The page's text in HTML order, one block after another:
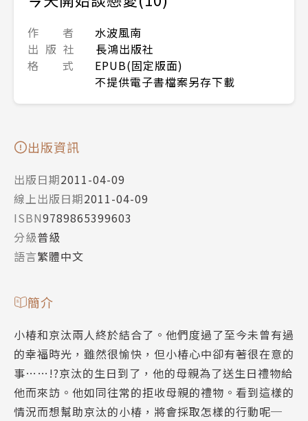
作 者
水波風南
出 版 社
長鴻出版社
格 式
EPUB(固定版面)
不提供電子書檔案另存下載
出版資訊
出版日期2011-04-09
線上出版日期2011-04-09
ISBN9789865399603
分級普級
語言繁體中文
簡介
小椿和京汰兩人終於結合了。他們度過了至今未曾有過
的幸福時光，雖然很愉快，但小椿心中卻有著很在意的
事……!?京汰的生日到了，他的母親為了送生日禮物給
他而來訪。他如同往常的拒收母親的禮物。看到這樣的
情況而想幫助京汰的小椿，將會採取怎樣的行動呢─